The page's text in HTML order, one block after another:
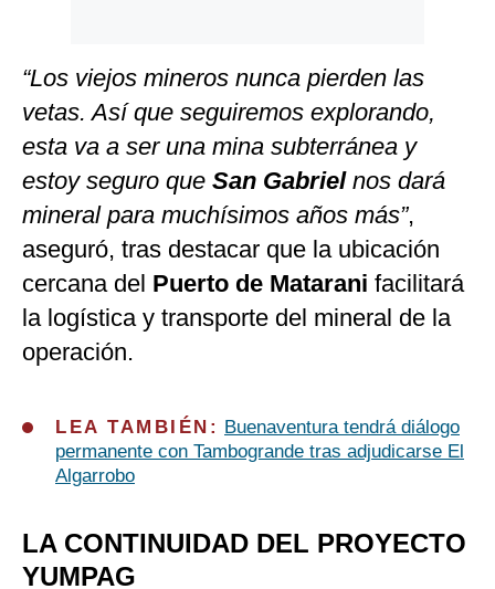
“Los viejos mineros nunca pierden las
vetas. Así que seguiremos explorando,
esta va a ser una mina subterránea y
estoy seguro que San Gabriel nos dará
mineral para muchísimos años más”,
aseguró, tras destacar que la ubicación
cercana del Puerto de Matarani facilitará
la logística y transporte del mineral de la
operación.
LEA TAMBIÉN:
Buenaventura tendrá diálogo
permanente con Tambogrande tras adjudicarse El
Algarrobo
LA CONTINUIDAD DEL PROYECTO
YUMPAG